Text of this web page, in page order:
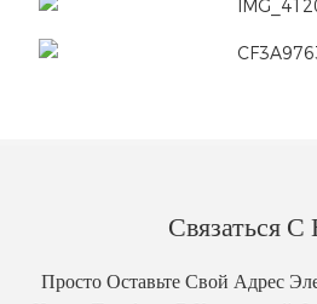
Связаться
Просто Оставьте Свой Адрес